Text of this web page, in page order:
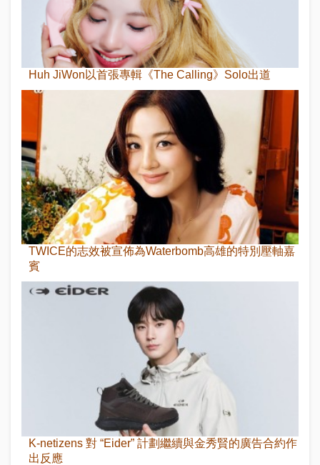
Huh JiWon以首張專輯《The Calling》Solo出道
TWICE的志效被宣佈為Waterbomb高雄的特別壓軸嘉
賓
K-netizens 對 “Eider” 計劃繼續與金秀賢的廣告合約作
出反應